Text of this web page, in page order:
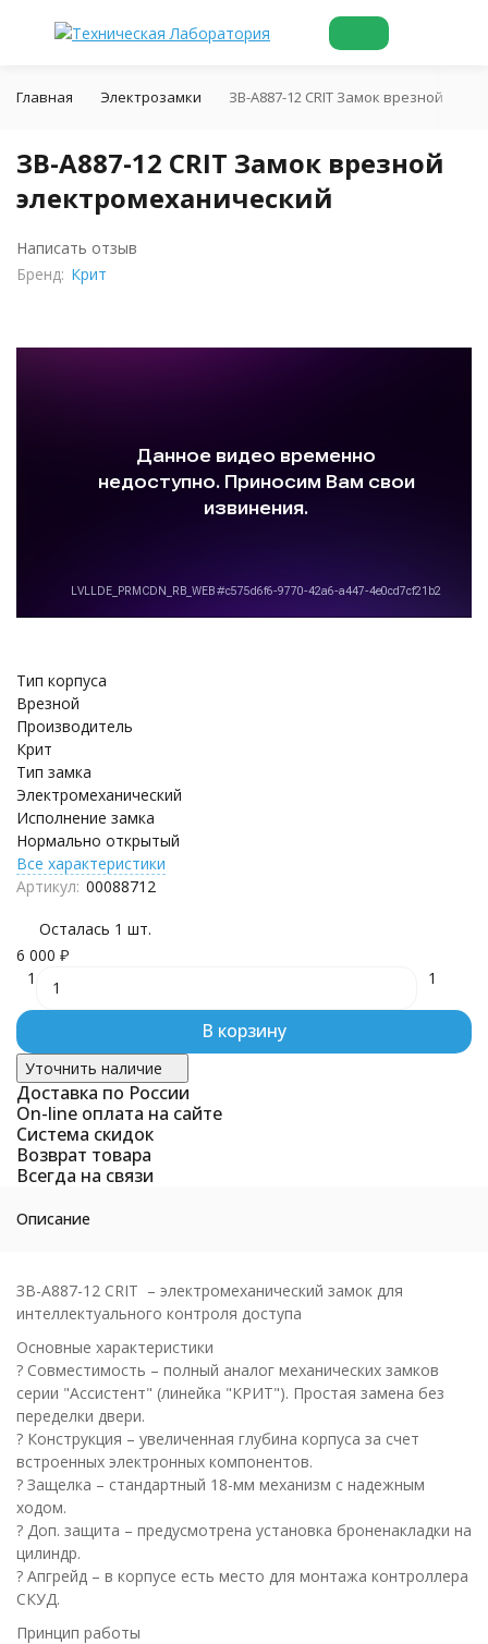
Главная Электрозамки ЗВ-А887-12 CRIT Замок врезной
ЗВ-А887-12 CRIT Замок врезной
электромеханический
Написать отзыв
Бренд: Крит
Тип корпуса
Врезной
Производитель
Крит
Тип замка
Электромеханический
Исполнение замка
Нормально открытый
Все характеристики
Артикул: 00088712
Осталась 1 шт.
6 000 ₽
1
1
В корзину
Уточнить наличие
Доставка по России
On-line оплата на сайте
Система скидок
Возврат товара
Всегда на связи
Описание
ЗВ-А887-12 CRIT – электромеханический замок для
интеллектуального контроля доступа
Основные характеристики
? Совместимость – полный аналог механических замков
серии "Ассистент" (линейка "КРИТ"). Простая замена без
переделки двери.
? Конструкция – увеличенная глубина корпуса за счет
встроенных электронных компонентов.
? Защелка – стандартный 18-мм механизм с надежным
ходом.
? Доп. защита – предусмотрена установка броненакладки на
цилиндр.
? Апгрейд – в корпусе есть место для монтажа контроллера
СКУД.
Принцип работы